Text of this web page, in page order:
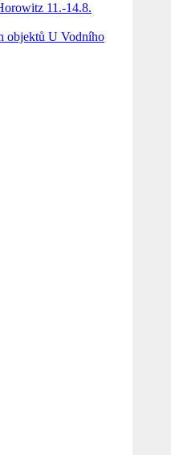
11.-14.8.
objektů U Vodního